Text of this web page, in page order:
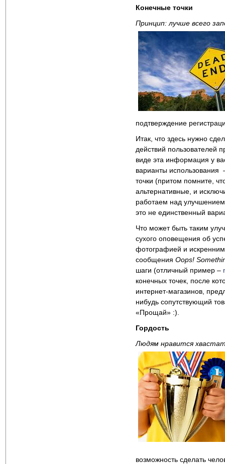
Конечные точки
Принцип: лучше всего
подтверждение
Итак, что здесь нужно
действий пользователей
виде эта информация у
варианты
точки (притом помните,
альтернативные, и
работаем над
это не единственный
Что может быть таким
сухого оповещения об
фотографией и
сообщения Oops!
шаги (отличный пример –
конечных точек, после
интернет-магазинов,
нибудь сопутствующий
«Прощай» :).
Гордость
Людям нравится
возможность сделать